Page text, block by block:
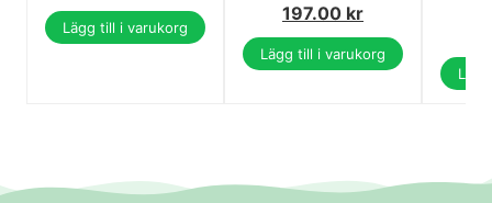
Lägg till i varukorg
197.00 kr
Lägg till i varukorg